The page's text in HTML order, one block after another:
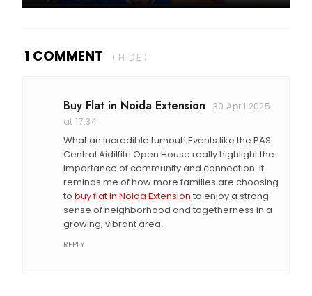
1 COMMENT ( HIDE )
Buy Flat in Noida Extension
30 April 2025
at 17:34
What an incredible turnout! Events like the PAS
Central Aidilfitri Open House really highlight the
importance of community and connection. It
reminds me of how more families are choosing
to buy flat in Noida Extension to enjoy a strong
sense of neighborhood and togetherness in a
growing, vibrant area.
REPLY